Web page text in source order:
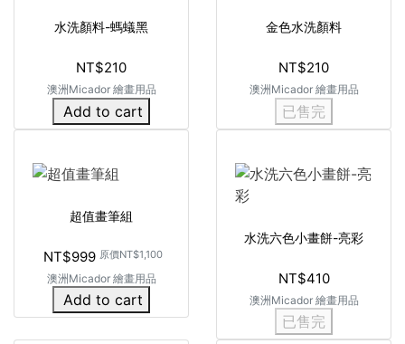
水洗顏料-螞蟻黑
NT$210
澳洲Micador 繪畫用品
Add to cart
金色水洗顏料
NT$210
澳洲Micador 繪畫用品
已售完
超值畫筆組
NT$999 原價NT$1,100
澳洲Micador 繪畫用品
Add to cart
水洗六色小畫餅-亮彩
NT$410
澳洲Micador 繪畫用品
已售完